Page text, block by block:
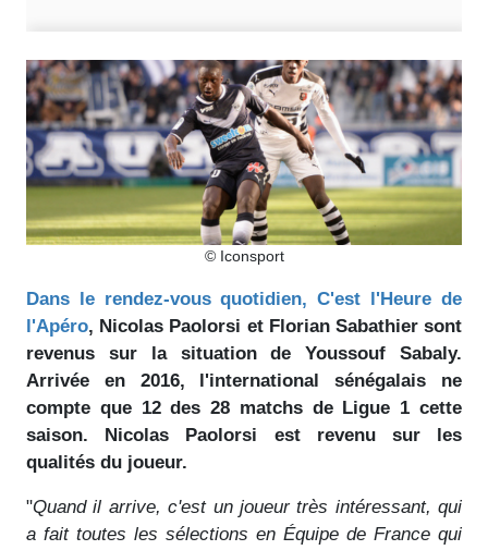
© Iconsport
Dans le rendez-vous quotidien, C'est l'Heure de
l'Apéro, Nicolas Paolorsi et Florian Sabathier sont
revenus sur la situation de Youssouf Sabaly.
Arrivée en 2016, l'international sénégalais ne
compte que 12 des 28 matchs de Ligue 1 cette
saison. Nicolas Paolorsi est revenu sur les
qualités du joueur.
"Quand il arrive, c'est un joueur très intéressant, qui
a fait toutes les sélections en Équipe de France qui